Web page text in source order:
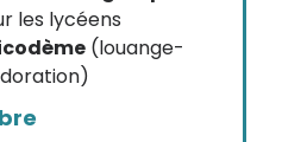
les lycéens
(louange-